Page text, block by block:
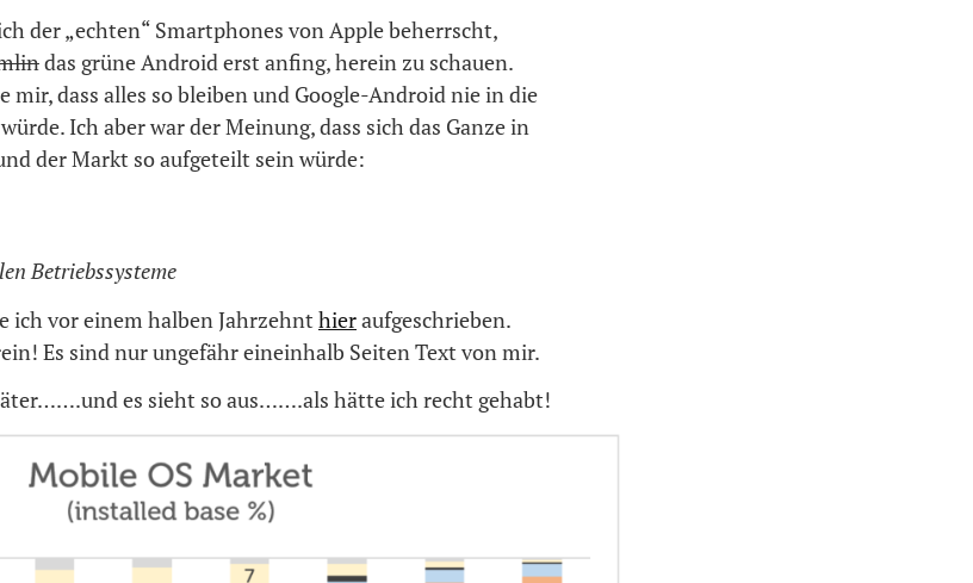
der „echten“ Smartphones von Apple beherrscht,
das grüne Android erst anfing, herein zu schauen.
mir, dass alles so bleiben und Google-Android nie in die
Ich aber war der Meinung, dass sich das Ganze in
der Markt so aufgeteilt sein würde:
Betriebssysteme
ich vor einem halben Jahrzehnt hieraufgeschrieben.
Es sind nur ungefähr eineinhalb Seiten Text von mir.
es sieht so aus…….als hätte ich recht gehabt!